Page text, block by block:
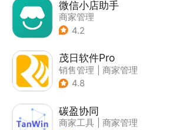
微信小店助手
商家管理
4.2
茂日软件Pro
销售管理
商家管理
4.8
碳盈协同
商家工具
商家管理